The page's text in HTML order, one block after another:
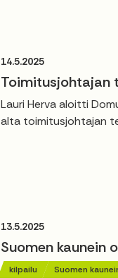
14.5.2025
Toimitusjohtajan
Lauri Herva aloitti
alta toimitusjohtajan
13.5.2025
Suomen kaunein
kilpailu Suomen